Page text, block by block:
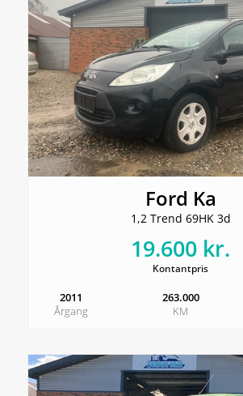
Ford Ka
1,2 Trend 69HK 3d
19.600 kr.
Kontantpris
2011
Årgang
263.000
KM